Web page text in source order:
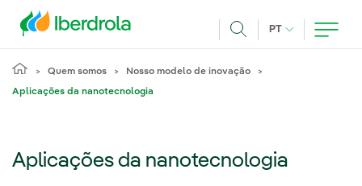
PT IDIOMA ATUAL,
Quem somos Nosso modelo de inovação
Aplicações da nanotecnologia
Aplicações da nanotecnologia